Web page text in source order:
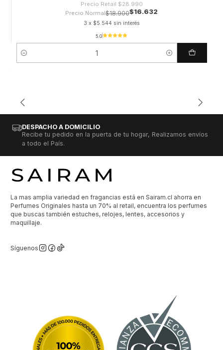
Precio Retail $28.990
Precio Normal$18.900$16.632
3 x $5.544 sin interés
5.0
Cantidad
DESPACHO A DOMICILIO
Recibe tu pedido en la puerta de tu hogar, Realizamos envíos
a todo el País.
La mas amplia variedad en fragancias está en Sairam.cl ahorra en
Perfumes Originales hasta un 70% al retail, encuentra los perfumes
que buscas también estuches, relojes, lentes, accesorios y
maquillaje.
Síguenos